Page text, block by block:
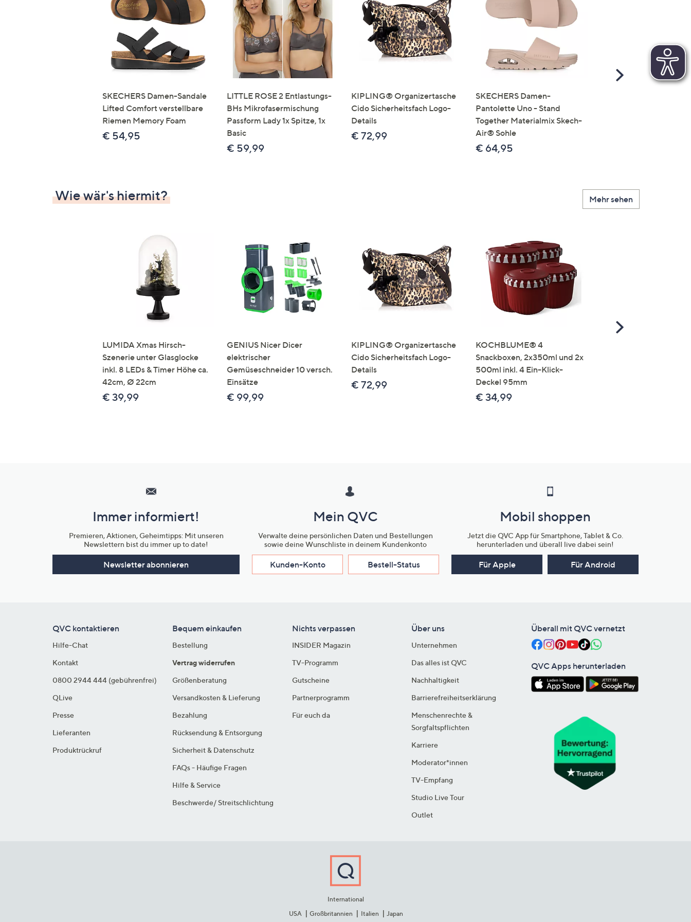
Touch-
Geräten
nach
links
bzw.
rechts,
um
diese
anzuzeigen.
SKECHERS Damen-Sandale
Lifted Comfort verstellbare
Riemen Memory Foam
€ 54,95
LITTLE ROSE 2 Entlastungs-
BHs Mikrofasermischung
Passform Lady 1x Spitze, 1x
Basic
€ 59,99
KIPLING® Organizertasche
Cido Sicherheitsfach Logo-
Details
€ 72,99
SKECHERS Damen-
Pantolette Uno - Stand
Together Materialmix Skech-
Air® Sohle
€ 64,95
Scroll
Wie wär's hiermit? Mehr sehen
LUMIDA Xmas Hirsch-
Szenerie unter Glasglocke
inkl. 8 LEDs & Timer Höhe ca.
42cm, Ø 22cm
€ 39,99
GENIUS Nicer Dicer
elektrischer
Gemüseschneider 10 versch.
Einsätze
€ 99,99
KIPLING® Organizertasche
Cido Sicherheitsfach Logo-
Details
€ 72,99
KOCHBLUME® 4
Snackboxen, 2x350ml und 2x
500ml inkl. 4 Ein-Klick-
Deckel 95mm
€ 34,99
Scroll
Unternehmensinformationen
Immer informiert!
Premieren, Aktionen, Geheimtipps: Mit unseren
Newslettern bist du immer up to date!
Newsletter abonnieren
Mein QVC
Verwalte deine persönlichen Daten und Bestellungen
sowie deine Wunschliste in deinem Kundenkonto
Kunden-Konto Bestell-Status
Mobil shoppen
Jetzt die QVC App für Smartphone, Tablet & Co.
herunterladen und überall live dabei sein!
Für Apple Für Android
QVC kontaktieren
Hilfe-Chat
Kontakt
0800 2944 444 (gebührenfrei)
QLive
Presse
Lieferanten
Produktrückruf
Bequem einkaufen
Bestellung
Vertrag widerrufen
Größenberatung
Versandkosten & Lieferung
Bezahlung
Rücksendung & Entsorgung
Sicherheit & Datenschutz
FAQs - Häufige Fragen
Hilfe & Service
Beschwerde/ Streitschlichtung
Nichts verpassen
INSIDER Magazin
TV-Programm
Gutscheine
Partnerprogramm
Für euch da
Über uns
Unternehmen
Das alles ist QVC
Nachhaltigkeit
Barrierefreiheitserklärung
Menschenrechte &
Sorgfaltspflichten
Karriere
Moderator*innen
TV-Empfang
Studio Live Tour
Outlet
Überall mit QVC vernetzt
QVC Apps herunterladen
International
USA
Großbritannien Italien Japan